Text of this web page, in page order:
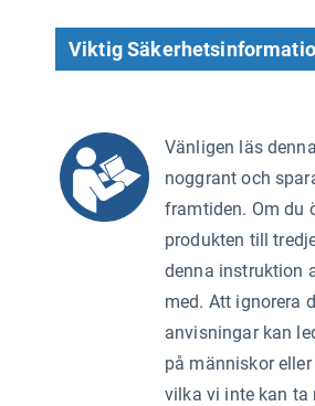
Viktig
Vänligen läs
noggrant och
framtiden. Om du
produkten till
denna instruktion
med. Att ignorera
anvisningar kan
på människor
vilka vi inte kan ta